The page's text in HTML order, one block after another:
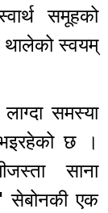
समूहको
थालेको स्वयम्
समस्या
भइरहेको छ ।
साना
सेबोनकी एक